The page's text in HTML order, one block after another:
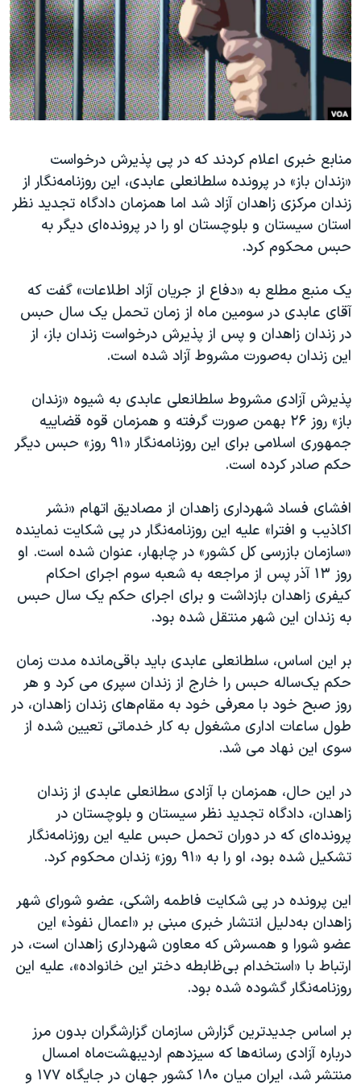
فرهنگ و زندگی
حقوق شهروندی
اقتصادی
گالری عکس
آرشیو پخش زنده
مستندها
انتخابات ریاست جمهوری آمریکا ۲۰۲۴
حمله جمهوری اسلامی به اسرائیل
اعتراضات زن، زندگی، آزادی
مجموعه مستندهای دادخواهی
تریبونال مردمی آبان ۹۸
دادگاه حمید نوری
قانون شفافیت دارائی کادر رهبری ایران
اعتراضات مردمی آبان ۹۸
اسرائیل در جنگ
نرگس محمدی برنده جایزه نوبل صلح
همایش محافظه‌کاران آمریکا «سی‌پک»
صفحه‌های ویژه
دنبال کنید
زبانهای مختلف
منابع خبری اعلام کردند که در پی پذیرش درخواست
«زندان باز» در پرونده سلطانعلی عابدی، این روزنامه‌نگار از
زندان مرکزی زاهدان آزاد شد اما همزمان دادگاه تجدید نظر
استان سیستان‌ و بلوچستان او را در پرونده‌ای دیگر به
حبس محکوم کرد.
یک منبع مطلع به «دفاع از جریان آزاد اطلاعات» گفت که
آقای عابدی در سومین ماه از زمان تحمل یک سال حبس
در زندان زاهدان و پس از پذیرش درخواست زندان باز، از
این زندان به‌صورت مشروط آزاد شده است.
پذیرش آزادی مشروط سلطانعلی عابدی به شیوه «زندان
باز» روز ۲۶ بهمن‌ صورت گرفته و همزمان قوه قضاییه
جمهوری اسلامی برای این روزنامه‌نگار «۹۱ روز» حبس دیگر
حکم صادر کرده است.
افشای فساد شهرداری زاهدان از مصادیق اتهام «نشر
اکاذیب و افترا» علیه این روزنامه‌نگار در پی شکایت نماینده
«سازمان بازرسی کل کشور» در چابهار، عنوان شده است. او
روز ۱۳ آذر پس از مراجعه به شعبه سوم اجرای احکام
کیفری زاهدان بازداشت و برای اجرای حکم یک سال حبس
به زندان این شهر منتقل شده بود.
بر این اساس، سلطانعلی عابدی باید باقی‌مانده مدت زمان
حکم یک‌ساله حبس را خارج از زندان سپری می کرد و هر
روز صبح خود با معرفی خود به مقام‌های زندان زاهدان، در
طول ساعات اداری مشغول به کار خدماتی تعیین شده از
سوی این نهاد می شد.
در این حال، همزمان با آزادی سطانعلی عابدی از زندان
زاهدان، دادگاه تجدید نظر سیستان‌ و بلوچستان در
پرونده‌ای که در دوران تحمل حبس علیه این روزنامه‌نگار
تشکیل شده بود، او را به «۹۱ روز» زندان محکوم کرد.
این پرونده در پی شکایت فاطمه راشکی، عضو شورای شهر
زاهدان به‌دلیل انتشار خبری مبنی بر «اعمال نفوذ» این
عضو شورا و همسرش که معاون شهرداری زاهدان است، در
ارتباط با «استخدام بی‌ظابطه دختر این خانواده»، علیه این
روزنامه‌نگار گشوده شده بود.
بر اساس جدیدترین گزارش سازمان گزارشگران بدون مرز
درباره آزادی رسانه‌ها که سیزدهم اردیبهشت‌ماه امسال
منتشر شد، ایران میان ۱۸۰ کشور جهان در جایگاه ۱۷۷ و